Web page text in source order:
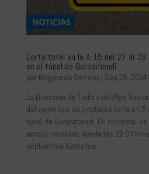
Corte total en la A-15 del 27 al
en el túnel de Gorosmendi
por Magaceda Serrano | Sep 25, 2024
La Dirección de Tráfico del País
del cierre que se producirá en la A-
túnel de Gorosmendi. En concreto,
ambos sentidos desde las 22:00
septiembre hasta las...